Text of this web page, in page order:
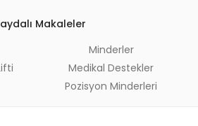
Makaleler
Minderler
Medikal Destekler
Pozisyon Minderleri